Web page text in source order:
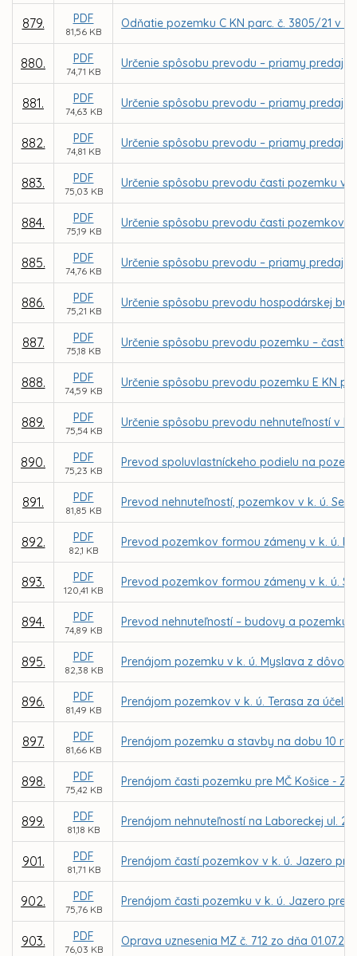
879. PDF
81,56 KB
Odňatie pozemku C KN parc. č. 3805/21 v
880. PDF
74,71 KB
Určenie spôsobu prevodu – priamy predaj
881. PDF
74,63 KB
Určenie spôsobu prevodu – priamy predaj
882. PDF
74,81 KB
Určenie spôsobu prevodu – priamy predaj
883. PDF
75,03 KB
Určenie spôsobu prevodu časti pozemku v
884. PDF
75,19 KB
Určenie spôsobu prevodu časti pozemkov
885. PDF
74,76 KB
Určenie spôsobu prevodu – priamy predaj
886. PDF
75,21 KB
Určenie spôsobu prevodu hospodárskej
887. PDF
75,18 KB
Určenie spôsobu prevodu pozemku – časti
888. PDF
74,59 KB
Určenie spôsobu prevodu pozemku E KN
889. PDF
75,54 KB
Určenie spôsobu prevodu nehnuteľností v
890. PDF
75,23 KB
Prevod spoluvlastníckeho podielu na
891. PDF
81,85 KB
Prevod nehnuteľností, pozemkov v k. ú.
892. PDF
82,1 KB
Prevod pozemkov formou zámeny v k. ú.
893. PDF
120,41 KB
Prevod pozemkov formou zámeny v k. ú.
894. PDF
74,89 KB
Prevod nehnuteľností – budovy a
895. PDF
82,38 KB
Prenájom pozemku v k. ú. Myslava z
896. PDF
81,49 KB
Prenájom pozemkov v k. ú. Terasa za
897. PDF
81,66 KB
Prenájom pozemku a stavby na dobu 10
898. PDF
75,42 KB
Prenájom časti pozemku pre MČ Košice -
899. PDF
81,18 KB
Prenájom nehnuteľností na Laboreckej ul. 2
901. PDF
81,71 KB
Prenájom častí pozemkov v k. ú. Jazero
902. PDF
75,76 KB
Prenájom časti pozemku v k. ú. Jazero pre
903. PDF
76,03 KB
Oprava uznesenia MZ č. 712 zo dňa